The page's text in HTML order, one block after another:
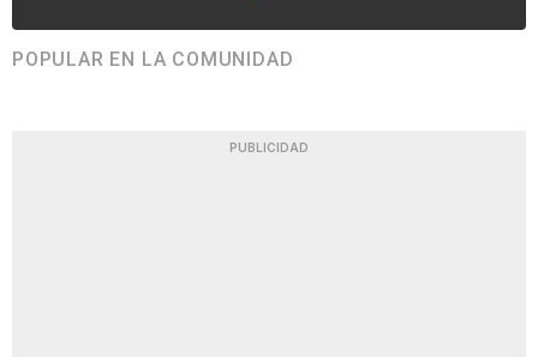
POPULAR EN LA COMUNIDAD
PUBLICIDAD